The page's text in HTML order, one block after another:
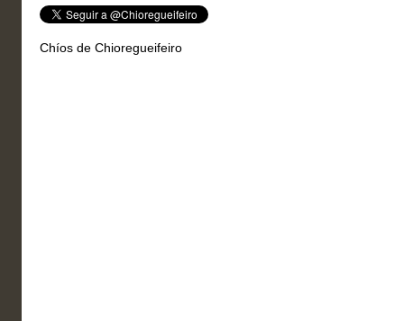
Chíos de Chioregueifeiro